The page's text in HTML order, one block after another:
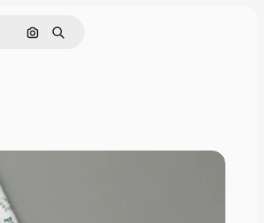
画像で検索
検索